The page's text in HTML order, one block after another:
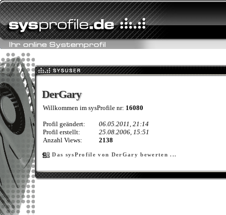
DerGary
DerGary
Willkommen im sysProfile nr: 16080
Profil geändert:
06.05.2011, 21:14
Profil erstellt:
25.08.2006, 15:51
Anzahl Views:
2138
Das sysProfile von DerGary bewerten ...